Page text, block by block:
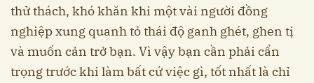
thử thách, khó khăn khi một vài người đồng
nghiệp xung quanh tỏ thái độ ganh ghét, ghen tị
và muốn cản trở bạn. Vì vậy bạn cần phải cẩn
trọng trước khi làm bất cứ việc gì, tốt nhất là chỉ